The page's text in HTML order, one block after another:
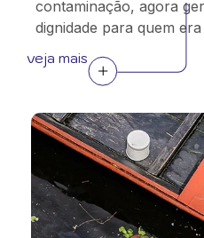
contaminação, agora
dignidade para quem
veja mais